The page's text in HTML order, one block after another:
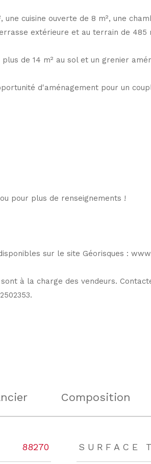
cuisine ouverte de 8 m², une
extérieure et au terrain de 485
de 14 m² au sol et un grenier
d'aménagement pour un
pour plus de renseignements !
sur le site Géorisques :
à la charge des vendeurs.
Composition
88270 SURFACE